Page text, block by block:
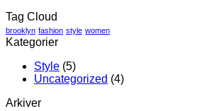
Tag Cloud
brooklyn fashion style women
Kategorier
Style (5)
Uncategorized (4)
Arkiver